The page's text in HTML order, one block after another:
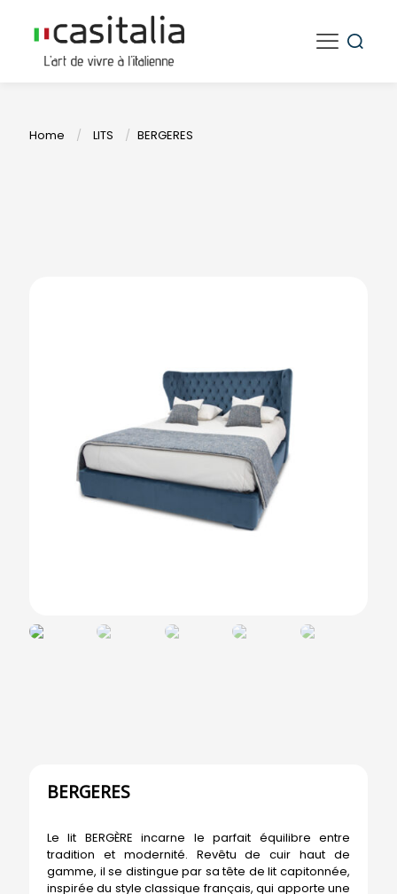
Home / LITS / BERGERES
BERGERES
Le lit BERGÈRE incarne le parfait équilibre entre
tradition et modernité. Revêtu de cuir haut de
gamme, il se distingue par sa tête de lit capitonnée,
inspirée du style classique français, qui apporte une